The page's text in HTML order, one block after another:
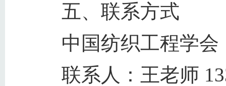
五、联系方式
中国纺织工程学会
联系人：王老师